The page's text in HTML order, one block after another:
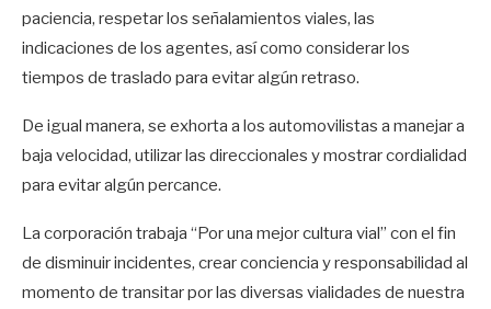
paciencia, respetar los señalamientos viales, las
indicaciones de los agentes, así como considerar los
tiempos de traslado para evitar algún retraso.
De igual manera, se exhorta a los automovilistas a manejar a
baja velocidad, utilizar las direccionales y mostrar cordialidad
para evitar algún percance.
La corporación trabaja “Por una mejor cultura vial” con el fin
de disminuir incidentes, crear conciencia y responsabilidad al
momento de transitar por las diversas vialidades de nuestra